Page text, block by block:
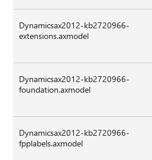
Dynamicsax2012-kb2720966-
extensions.axmodel
Dynamicsax2012-kb2720966-
foundation.axmodel
Dynamicsax2012-kb2720966-
fpplabels.axmodel